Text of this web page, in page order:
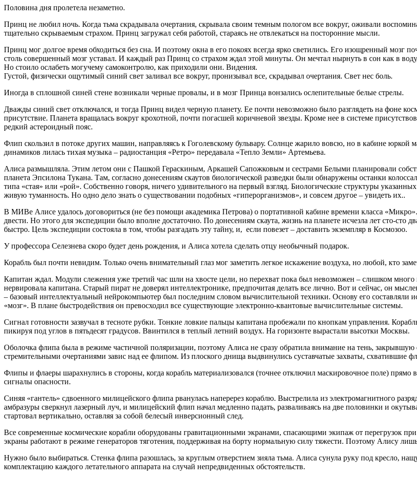
Половина дня пролетела незаметно.
Принц не любил ночь. Когда тьма скрадывала очертания, скрывала своим темным пологом все вокруг, оживали
тщательно скрываемым страхом. Принц загружал себя работой, стараясь не отвлекаться на посторонние мысли.
Принц мог долгое время обходиться без сна. И поэтому окна в его покоях всегда ярко светились. Его изощренный мозг
столь совершенный мозг уставал. И каждый раз Принц со страхом ждал этой минуты. Он мечтал нырнуть в сон как в
Но стоило ослабеть могучему самоконтролю, как приходили они. Видения.
Густой, физически ощутимый синий свет заливал все вокруг, пронизывал все, скрадывал очертания. Свет нес боль.
Иногда в сплошной синей стене возникали черные провалы, и в мозг Принца вонзались ослепительные белые стрелы.
Дважды синий свет отключался, и тогда Принц видел черную планету. Ее почти невозможно было разглядеть на фоне
присутствие. Планета вращалась вокруг крохотной, почти погасшей коричневой звезды. Кроме нее в системе
редкий астероидный пояс.
Флип скользил в потоке других машин, направляясь к Гоголевскому бульвару. Солнце жарило вовсю, но в кабине
динамиков лилась тихая музыка – радиостанция «Ретро» передавала «Тепло Земли» Артемьева.
Алиса размышляла. Этим летом они с Пашкой Гераскиным, Аркашей Сапожковым и сестрами Белыми планировали
планета Эпсилона Тукана. Там, согласно донесениям скаутов биологической разведки были обнаружены останки
типа «стая» или «рой». Собственно говоря, ничего удивительного на первый взгляд. Биологические структуры
живую туманность. Но одно дело знать о существовании подобных «гиперорганизмов», и совсем другое – увидеть их..
В МИВе Алисе удалось договориться (не без помощи академика Петрова) о портативной кабине времени класса
двести. Но этого для экспедиции было вполне достаточно. По донесениям скаута, жизнь на планете исчезла лет сто-сто
быстро. Цель экспедиции состояла в том, чтобы разгадать эту тайну, и, если повезет – доставить экземпляр в Космозоо.
У профессора Селезнева скоро будет день рождения, и Алиса хотела сделать отцу необычный подарок.
Корабль был почти невидим. Только очень внимательный глаз мог заметить легкое искажение воздуха, но любой, кто
Капитан ждал. Модули слежения уже третий час шли на хвосте цели, но перехват пока был невозможен – слишком
нервировала капитана. Старый пират не доверял интеллектронике, предпочитая делать все лично. Вот и сейчас, он
– базовый интеллектуальный нейрокомпьютер был последним словом вычислительной техники. Основу его
«мозг». В плане быстродействия он превосходил все существующие электронно-квантовые вычислительные системы.
Сигнал готовности зазвучал в тесноте рубки. Тонкие ловкие пальцы капитана пробежали по кнопкам управления.
пикируя под углов в пятьдесят градусов. Ввинтился в теплый летний воздух. На горизонте вырастали высотки Москвы.
Оболочка флипа была в режиме частичной поляризации, поэтому Алиса не сразу обратила внимание на тень,
стремительными очертаниями завис над ее флипом. Из плоского днища выдвинулись суставчатые захваты, схватившие
Флипы и флаеры шарахнулись в стороны, когда корабль материализовался (точнее отключил маскировочное поле)
сигналы опасности.
Синяя «гантель» сдвоенного милицейского флипа рванулась наперерез кораблю. Выстрелила из электромагнитного
амбразуры сверкнул лазерный луч, и милицейский флип начал медленно падать, разваливаясь на две половинки и
стартовал вертикально, оставляя за собой белесый инверсионный след.
Все современные космические корабли оборудованы гравитационными экранами, спасающими экипаж от перегрузок при
экраны работают в режиме генераторов тяготения, поддерживая на борту нормальную силу тяжести. Поэтому Алису
Нужно было выбираться. Стенка флипа разошлась, за круглым отверстием зияла тьма. Алиса сунула руку под кресло,
комплектацию каждого летательного аппарата на случай непредвиденных обстоятельств.